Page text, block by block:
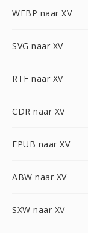
WEBP naar XV
SVG naar XV
RTF naar XV
CDR naar XV
EPUB naar XV
ABW naar XV
SXW naar XV